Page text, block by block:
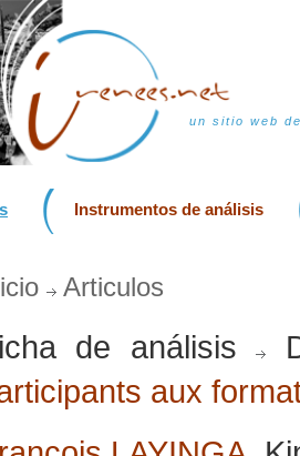
un sitio web
Instrumentos de análisis
Articulos
de análisis
aux